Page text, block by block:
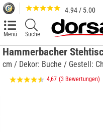
4.94 / 5.00
Menü Suche
Hammerbacher
cm / Dekor: Buche / Gestell:
4,67 (3 Bewertungen)